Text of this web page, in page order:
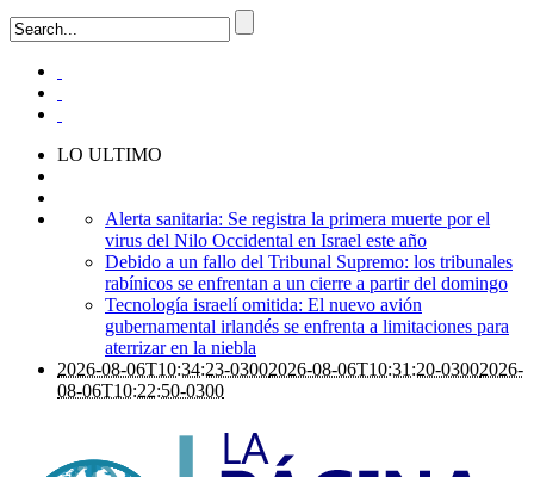
LO ULTIMO
Alerta sanitaria: Se registra la primera muerte por el
virus del Nilo Occidental en Israel este año
Debido a un fallo del Tribunal Supremo: los tribunales
rabínicos se enfrentan a un cierre a partir del domingo
Tecnología israelí omitida: El nuevo avión
gubernamental irlandés se enfrenta a limitaciones para
aterrizar en la niebla
2026-08-06T10:34:23-03002026-08-06T10:31:20-03002026-
08-06T10:22:50-0300